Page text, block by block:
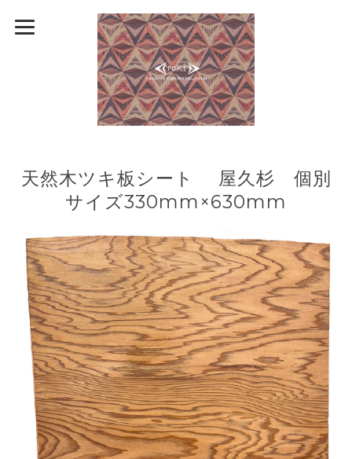
天然木ツキ板シート 屋久杉 個別
サイズ330mm×630mm